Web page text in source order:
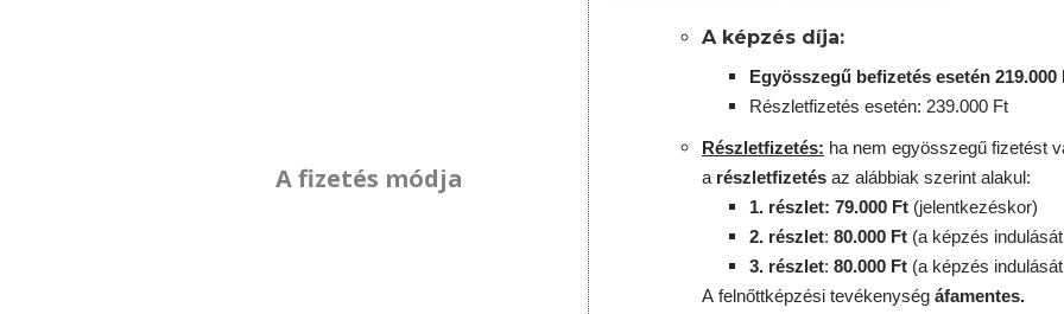
A fizetés módja
A képzés díja:
Egyösszegű befizetés esetén 219.000
Részletfizetés esetén: 239.000 Ft
Részletfizetés: ha nem egyösszegű fizetést
a részletfizetés az alábbiak szerint alakul:
1. részlet: 79.000 Ft (jelentkezéskor)
2. részlet: 80.000 Ft (a képzés
3. részlet: 80.000 Ft (a képzés
A felnőttképzési tevékenység áfamentes.